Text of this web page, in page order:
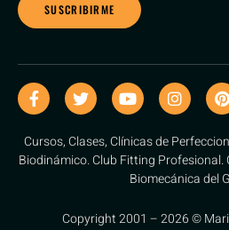
SUSCRIBIRME
Cursos, Clases, Clínicas de
Biodinámico. Club Fitting Profesional.
Biomecánica del
Copyright 2001 – 2026 ©